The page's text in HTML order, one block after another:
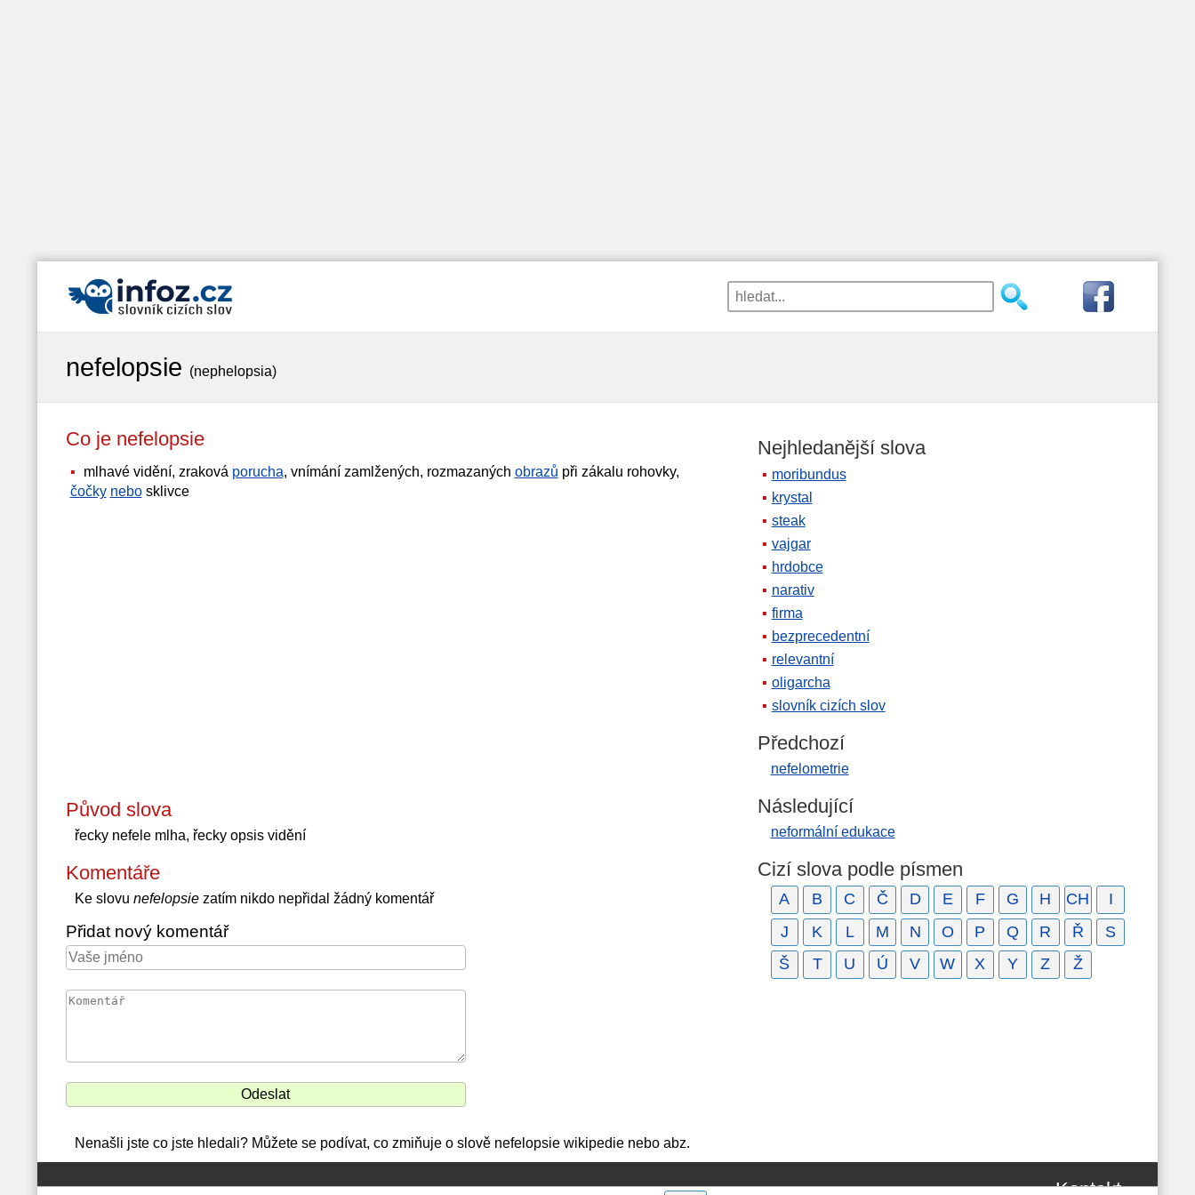
nefelopsie (nephelopsia)
Co je nefelopsie
mlhavé vidění, zraková porucha, vnímání zamlžených, rozmazaných obrazů při zákalu rohovky,
čočky nebosklivce
Původ slova
řecky nefele mlha, řecky opsis vidění
Komentáře
Ke slovu nefelopsiezatím nikdo nepřidal žádný komentář
Přidat nový komentář
Nenašli jste co jste hledali? Můžete se podívat, co zmiňuje o slově nefelopsie wikipedie nebo abz.
Nejhledanější slova
moribundus
krystal
steak
vajgar
hrdobce
narativ
firma
bezprecedentní
relevantní
oligarcha
slovník cizích slov
Předchozí
nefelometrie
Následující
neformální edukace
Cizí slova podle písmen
A B C Č D E F G H CH
I
J
K L M N O P Q R Ř
S
Š
T U Ú V W X Y Z Ž
Kontakt